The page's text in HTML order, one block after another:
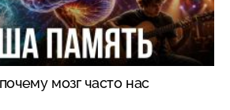
мозг часто нас